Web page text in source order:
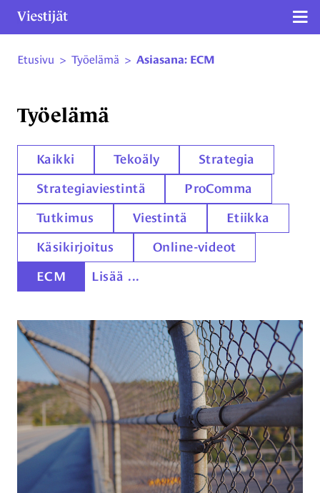
Siirry sivun sisältöön
Etusivu > Työelämä > Asiasana: ECM
Työelämä
Kaikki Tekoäly Strategia
Strategiaviestintä ProComma
Tutkimus Viestintä Etiikka
Käsikirjoitus Online-videot
ECM Lisää ...